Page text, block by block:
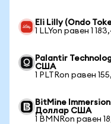
Eli Lilly (Ondo
1 LLYon равен 1
Palantir
США
1 PLTRon равен
BitMine
Доллар США
1 BMNRon равен